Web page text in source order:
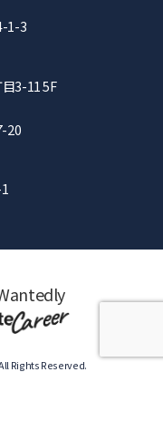
1-3
3-11 5F
20
Rights Reserved.